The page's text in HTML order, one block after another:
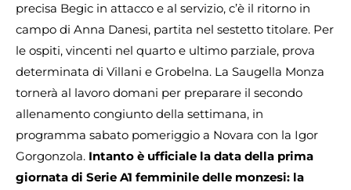
precisa Begic in attacco e al servizio, c’è il ritorno in
campo di Anna Danesi, partita nel sestetto titolare. Per
le ospiti, vincenti nel quarto e ultimo parziale, prova
determinata di Villani e Grobelna. La Saugella Monza
tornerà al lavoro domani per preparare il secondo
allenamento congiunto della settimana, in
programma sabato pomeriggio a Novara con la Igor
Gorgonzola. Intanto è ufficiale la data della prima
giornata di Serie A1 femminile delle monzesi: la